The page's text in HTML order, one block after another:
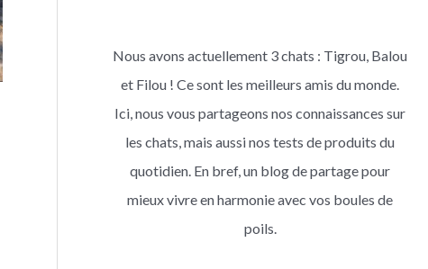
Nous avons actuellement 3 chats : Tigrou, Balou
et Filou ! Ce sont les meilleurs amis du monde.
Ici, nous vous partageons nos connaissances sur
les chats, mais aussi nos tests de produits du
quotidien. En bref, un blog de partage pour
mieux vivre en harmonie avec vos boules de
poils.